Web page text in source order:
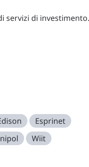
servizi di investimento.
Esprinet
Wiit